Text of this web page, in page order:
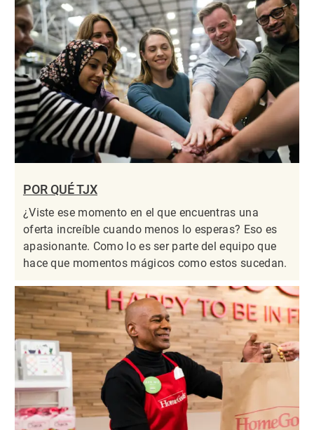
POR QUÉ TJX
¿Viste ese momento en el que encuentras una
oferta increíble cuando menos lo esperas? Eso es
apasionante. Como lo es ser parte del equipo que
hace que momentos mágicos como estos sucedan.